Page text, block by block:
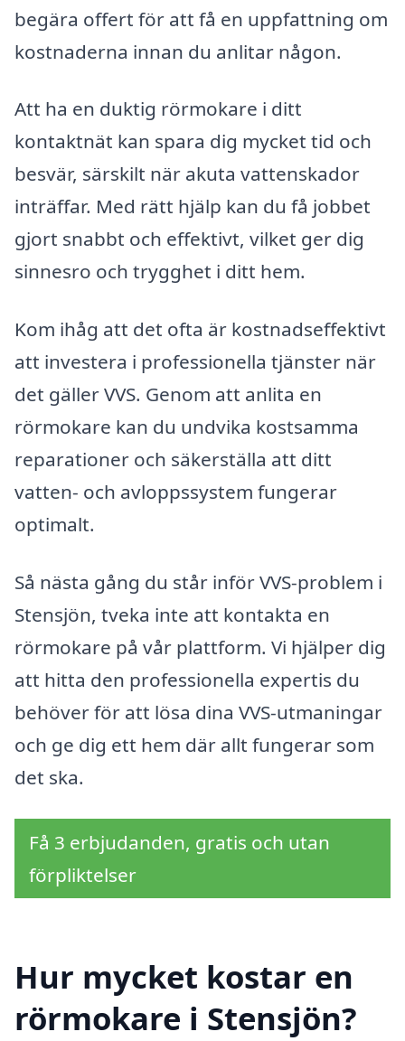
begära offert för att få en uppfattning om
kostnaderna innan du anlitar någon.
Att ha en duktig rörmokare i ditt
kontaktnät kan spara dig mycket tid och
besvär, särskilt när akuta vattenskador
inträffar. Med rätt hjälp kan du få jobbet
gjort snabbt och effektivt, vilket ger dig
sinnesro och trygghet i ditt hem.
Kom ihåg att det ofta är kostnadseffektivt
att investera i professionella tjänster när
det gäller VVS. Genom att anlita en
rörmokare kan du undvika kostsamma
reparationer och säkerställa att ditt
vatten- och avloppssystem fungerar
optimalt.
Så nästa gång du står inför VVS-problem i
Stensjön, tveka inte att kontakta en
rörmokare på vår plattform. Vi hjälper dig
att hitta den professionella expertis du
behöver för att lösa dina VVS-utmaningar
och ge dig ett hem där allt fungerar som
det ska.
Få 3 erbjudanden, gratis och utan
förpliktelser
Hur mycket kostar en
rörmokare i Stensjön?